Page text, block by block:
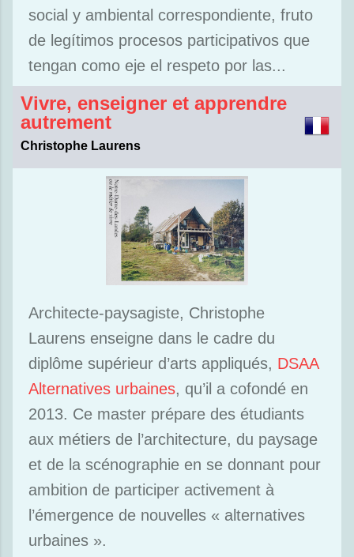
social y ambiental correspondiente, fruto
de legítimos procesos participativos que
tengan como eje el respeto por las...
Vivre, enseigner et apprendre
autrement
Christophe Laurens
Architecte-paysagiste, Christophe
Laurens enseigne dans le cadre du
diplôme supérieur d’arts appliqués, DSAA
Alternatives urbaines, qu’il a cofondé en
2013. Ce master prépare des étudiants
aux métiers de l’architecture, du paysage
et de la scénographie en se donnant pour
ambition de participer activement à
l’émergence de nouvelles « alternatives
urbaines ».